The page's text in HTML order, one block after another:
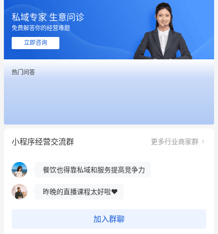
私域专家 生意问诊
免费解答你的经营难题
立即咨询
热门问答
小程序经营交流群 更多行业商家群
这个营销策划案例推荐大家看一下
用有赞就能在微信、小红书同时经营了
餐饮也得靠私域和服务提高竞争力
这个营销策划案例推荐大家看一下
用有赞就能在微信、小红书同时经营了
餐饮也得靠私域和服务提高竞争力
昨晚的直播课程太好啦❤️
加入群聊